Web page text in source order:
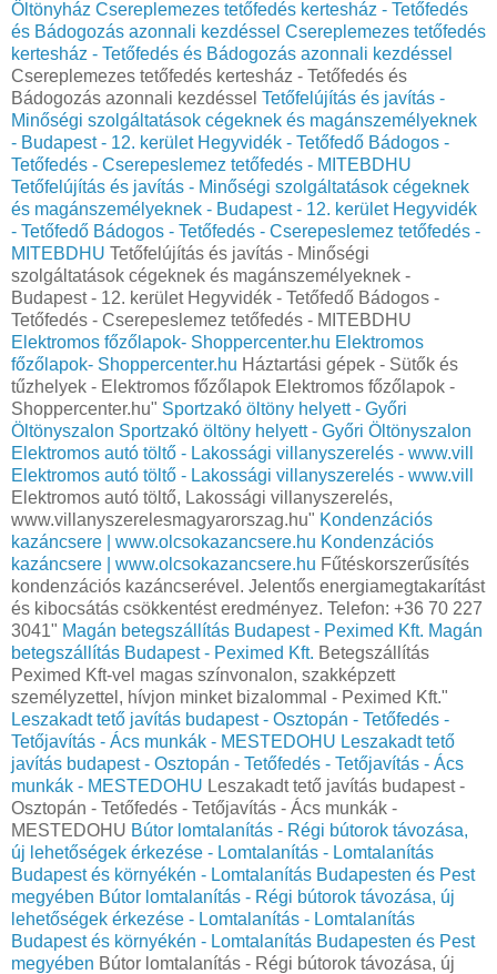
Öltönyház Csereplemezes tetőfedés kertesház - Tetőfedés
és Bádogozás azonnali kezdéssel Csereplemezes tetőfedés
kertesház - Tetőfedés és Bádogozás azonnali kezdéssel
Csereplemezes tetőfedés kertesház - Tetőfedés és
Bádogozás azonnali kezdéssel Tetőfelújítás és javítás -
Minőségi szolgáltatások cégeknek és magánszemélyeknek
- Budapest - 12. kerület Hegyvidék - Tetőfedő Bádogos -
Tetőfedés - Cserepeslemez tetőfedés - MITEBDHU
Tetőfelújítás és javítás - Minőségi szolgáltatások cégeknek
és magánszemélyeknek - Budapest - 12. kerület Hegyvidék
- Tetőfedő Bádogos - Tetőfedés - Cserepeslemez tetőfedés -
MITEBDHU Tetőfelújítás és javítás - Minőségi
szolgáltatások cégeknek és magánszemélyeknek -
Budapest - 12. kerület Hegyvidék - Tetőfedő Bádogos -
Tetőfedés - Cserepeslemez tetőfedés - MITEBDHU
Elektromos főzőlapok- Shoppercenter.hu Elektromos
főzőlapok- Shoppercenter.hu Háztartási gépek - Sütők és
tűzhelyek - Elektromos főzőlapok Elektromos főzőlapok -
Shoppercenter.hu" Sportzakó öltöny helyett - Győri
Öltönyszalon Sportzakó öltöny helyett - Győri Öltönyszalon
Elektromos autó töltő - Lakossági villanyszerelés - www.vill
Elektromos autó töltő - Lakossági villanyszerelés - www.vill
Elektromos autó töltő, Lakossági villanyszerelés,
www.villanyszerelesmagyarorszag.hu" Kondenzációs
kazáncsere | www.olcsokazancsere.hu Kondenzációs
kazáncsere | www.olcsokazancsere.hu Fűtéskorszerűsítés
kondenzációs kazáncserével. Jelentős energiamegtakarítást
és kibocsátás csökkentést eredményez. Telefon: +36 70 227
3041" Magán betegszállítás Budapest - Peximed Kft. Magán
betegszállítás Budapest - Peximed Kft. Betegszállítás
Peximed Kft-vel magas színvonalon, szakképzett
személyzettel, hívjon minket bizalommal - Peximed Kft."
Leszakadt tető javítás budapest - Osztopán - Tetőfedés -
Tetőjavítás - Ács munkák - MESTEDOHU Leszakadt tető
javítás budapest - Osztopán - Tetőfedés - Tetőjavítás - Ács
munkák - MESTEDOHU Leszakadt tető javítás budapest -
Osztopán - Tetőfedés - Tetőjavítás - Ács munkák -
MESTEDOHU Bútor lomtalanítás - Régi bútorok távozása,
új lehetőségek érkezése - Lomtalanítás - Lomtalanítás
Budapest és környékén - Lomtalanítás Budapesten és Pest
megyében Bútor lomtalanítás - Régi bútorok távozása, új
lehetőségek érkezése - Lomtalanítás - Lomtalanítás
Budapest és környékén - Lomtalanítás Budapesten és Pest
megyében Bútor lomtalanítás - Régi bútorok távozása, új